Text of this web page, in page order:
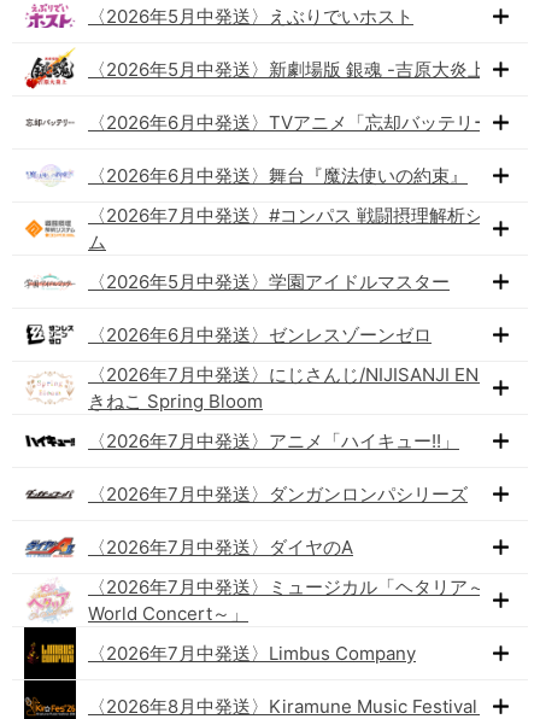
〈2026年5月中発送〉えぶりでいホスト
〈2026年5月中発送〉新劇場版 銀魂 -吉原大炎上-
〈2026年6月中発送〉TVアニメ「忘却バッテリー」
〈2026年6月中発送〉舞台『魔法使いの約束』
〈2026年7月中発送〉#コンパス 戦闘摂理解析システ
ム
〈2026年5月中発送〉学園アイドルマスター
〈2026年6月中発送〉ゼンレスゾーンゼロ
〈2026年7月中発送〉にじさんじ/NIJISANJI EN×まね
きねこ Spring Bloom
〈2026年7月中発送〉アニメ「ハイキュー!!」
〈2026年7月中発送〉ダンガンロンパシリーズ
〈2026年7月中発送〉ダイヤのA
〈2026年7月中発送〉ミュージカル「ヘタリア～The
World Concert～」
〈2026年7月中発送〉Limbus Company
〈2026年8月中発送〉Kiramune Music Festival 2026